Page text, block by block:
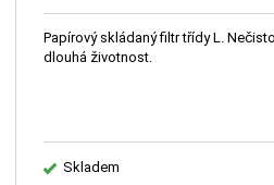
Papírový skládaný filtr třídy L.
dlouhá životnost.
Skladem